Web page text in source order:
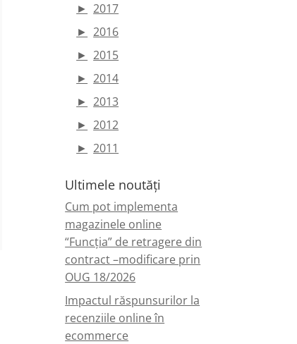
► 2017
► 2016
► 2015
► 2014
► 2013
► 2012
► 2011
Ultimele noutăți
Cum pot implementa
magazinele online
“Funcția” de retragere din
contract –modificare prin
OUG 18/2026
Impactul răspunsurilor la
recenziile online în
ecommerce